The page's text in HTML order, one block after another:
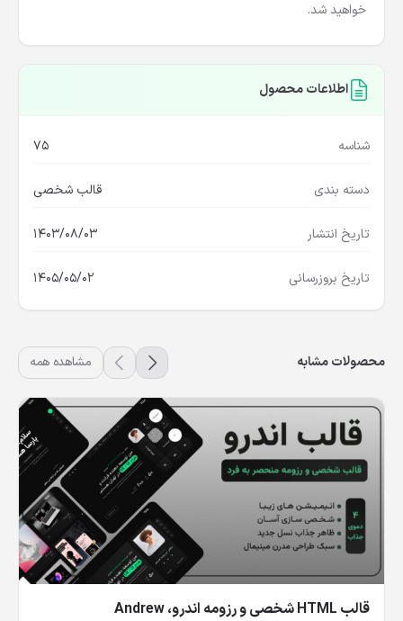
خواهید شد.
اطلاعات محصول
شناسه 75
دسته بندی قالب شخصی
تاریخ انتشار 1403/08/03
تاریخ بروزرسانی 1405/05/02
محصولات مشابه مشاهده همه
قالب HTML شخصی و رزومه اندرو، Andrew